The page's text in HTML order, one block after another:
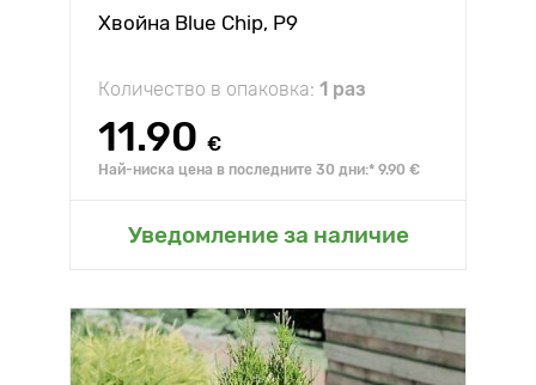
Хвойна Blue Chip, Р9
Количество в опаковка: 1 раз
11.90 €
Най-ниска цена в последните 30 дни:* 9.90 €
Уведомление за наличие